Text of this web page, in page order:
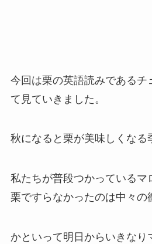
今回は栗の英語読みであるチ
て見ていきました。
秋になると栗が美味しくなる
私たちが普段つかっているマ
栗ですらなかったのは中々の
かといって明日からいきなり